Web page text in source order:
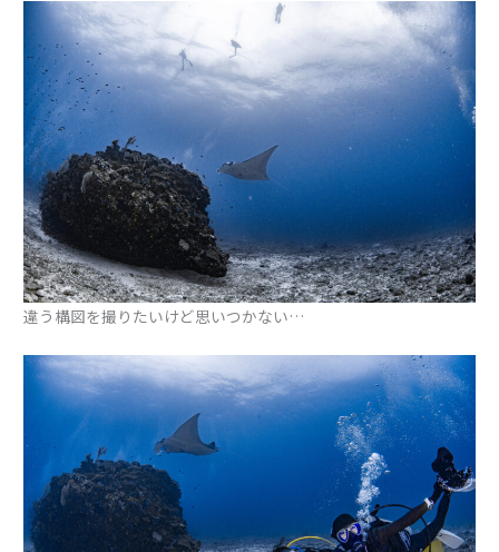
違う構図を撮りたいけど思いつかない…